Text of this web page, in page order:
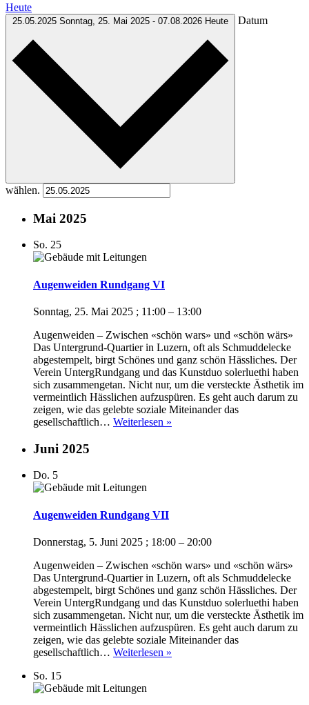
Heute
25.05.2025 Sonntag, 25. Mai 2025 - 07.08.2026 Heute Datum
wählen.
Mai 2025
So. 25
Augenweiden Rundgang VI
Sonntag, 25. Mai 2025 ; 11:00 – 13:00
Augenweiden – Zwischen «schön wars» und «schön wärs»
Das Untergrund-Quartier in Luzern, oft als Schmuddelecke
abgestempelt, birgt Schönes und ganz schön Hässliches. Der
Verein UntergRundgang und das Kunstduo solerluethi haben
sich zusammengetan. Nicht nur, um die versteckte Ästhetik im
vermeintlich Hässlichen aufzuspüren. Es geht auch darum zu
zeigen, wie das gelebte soziale Miteinander das
gesellschaftlich… Weiterlesen »
Juni 2025
Do. 5
Augenweiden Rundgang VII
Donnerstag, 5. Juni 2025 ; 18:00 – 20:00
Augenweiden – Zwischen «schön wars» und «schön wärs»
Das Untergrund-Quartier in Luzern, oft als Schmuddelecke
abgestempelt, birgt Schönes und ganz schön Hässliches. Der
Verein UntergRundgang und das Kunstduo solerluethi haben
sich zusammengetan. Nicht nur, um die versteckte Ästhetik im
vermeintlich Hässlichen aufzuspüren. Es geht auch darum zu
zeigen, wie das gelebte soziale Miteinander das
gesellschaftlich… Weiterlesen »
So. 15